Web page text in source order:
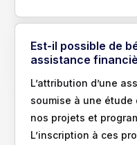
Est-il possible de
assistance
L’attribution d’une
soumise à une
nos projets et
L’inscription à ces